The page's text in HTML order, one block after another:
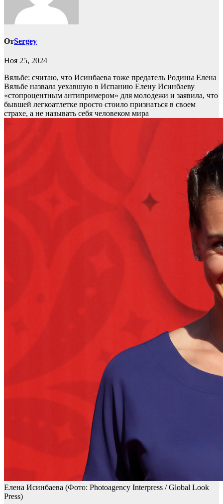
ОтSergey
Ноя 25, 2024
Вяльбе: считаю, что Исинбаева тоже предатель Родины Елена
Вяльбе назвала уехавшую в Испанию Елену Исинбаеву
«стопроцентным антипримером» для молодежи и заявила, что
бывшей легкоатлетке просто стоило признаться в своем
страхе, а не называть себя человеком мира
Елена Исинбаева (Фото: Photoagency Interpress / Global Look
Press)